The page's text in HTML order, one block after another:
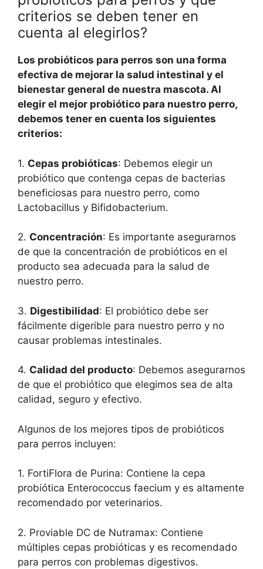
criterios se deben tener en
cuenta al elegirlos?
Los probióticos para perros son una forma
efectiva de mejorar la salud intestinal y el
bienestar general de nuestra mascota. Al
elegir el mejor probiótico para nuestro perro,
debemos tener en cuenta los siguientes
criterios:
1. Cepas probióticas: Debemos elegir un
probiótico que contenga cepas de bacterias
beneficiosas para nuestro perro, como
Lactobacillus y Bifidobacterium.
2. Concentración: Es importante asegurarnos
de que la concentración de probióticos en el
producto sea adecuada para la salud de
nuestro perro.
3. Digestibilidad: El probiótico debe ser
fácilmente digerible para nuestro perro y no
causar problemas intestinales.
4. Calidad del producto: Debemos asegurarnos
de que el probiótico que elegimos sea de alta
calidad, seguro y efectivo.
Algunos de los mejores tipos de probióticos
para perros incluyen:
1. FortiFlora de Purina: Contiene la cepa
probiótica Enterococcus faecium y es altamente
recomendado por veterinarios.
2. Proviable DC de Nutramax: Contiene
múltiples cepas probióticas y es recomendado
para perros con problemas digestivos.